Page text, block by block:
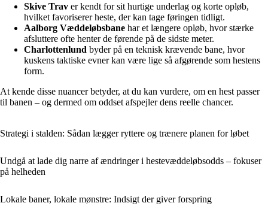
Skive Trav er kendt for sit hurtige underlag og korte opløb,
hvilket favoriserer heste, der kan tage føringen tidligt.
Aalborg Væddeløbsbane har et længere opløb, hvor stærke
afsluttere ofte henter de førende på de sidste meter.
Charlottenlund byder på en teknisk krævende bane, hvor
kuskens taktiske evner kan være lige så afgørende som hestens
form.
At kende disse nuancer betyder, at du kan vurdere, om en hest passer
til banen – og dermed om oddset afspejler dens reelle chancer.
Strategi i stalden: Sådan lægger ryttere og trænere planen for løbet
Undgå at lade dig narre af ændringer i hestevæddeløbsodds – fokuser
på helheden
Lokale baner, lokale mønstre: Indsigt der giver forspring